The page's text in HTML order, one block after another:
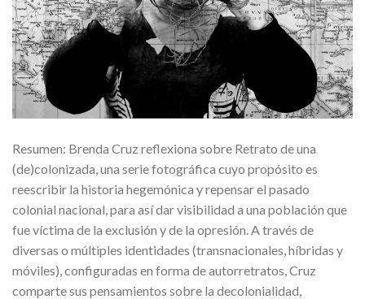
Resumen: Brenda Cruz reflexiona sobre Retrato de una
(de)colonizada, una serie fotográfica cuyo propósito es
reescribir la historia hegemónica y repensar el pasado
colonial nacional, para así dar visibilidad a una población que
fue víctima de la exclusión y de la opresión. A través de
diversas o múltiples identidades (transnacionales, híbridas y
móviles), configuradas en forma de autorretratos, Cruz
comparte sus pensamientos sobre la decolonialidad,